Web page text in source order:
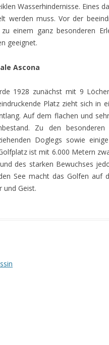
Wasserhindernisse. Eines
werden muss. Vor der
einem ganz besonderen
geeignet.
Ascona
1928 zunächst mit 9
Platz zieht sich in
Auf dem flachen und
Zu den
Doglegs sowie
ist mit 6.000 Metern
des starken Bewuchses
See macht das Golfen auf
und Geist.